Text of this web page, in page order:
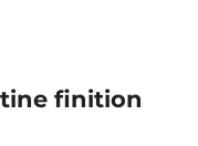
finition